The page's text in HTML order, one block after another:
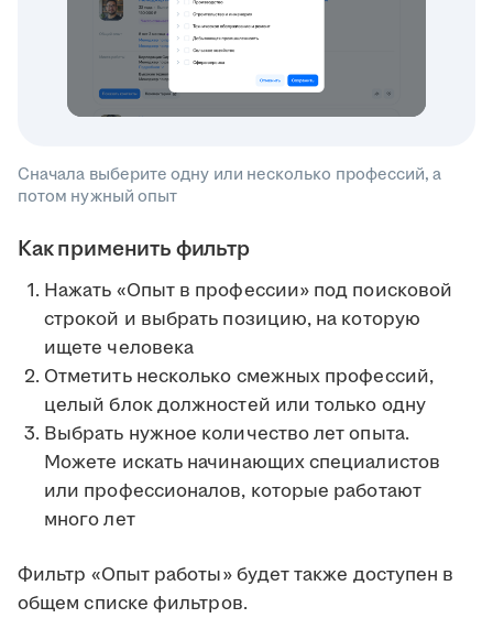
Сначала выберите одну или несколько профессий, а
потом нужный опыт
Как применить фильтр
Нажать «Опыт в профессии» под поисковой
строкой и выбрать позицию, на которую
ищете человека
Отметить несколько смежных профессий,
целый блок должностей или только одну
Выбрать нужное количество лет опыта.
Можете искать начинающих специалистов
или профессионалов, которые работают
много лет
Фильтр «Опыт работы» будет также доступен в
общем списке фильтров.